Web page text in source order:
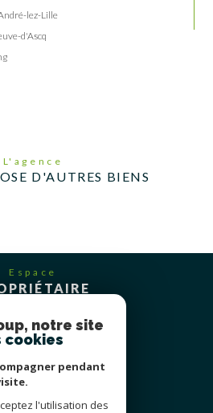
lez-Lille
d'Ascq
L'agence
D'AUTRES BIENS
Espace
notre site
cookies
pendant
l'utilisation des